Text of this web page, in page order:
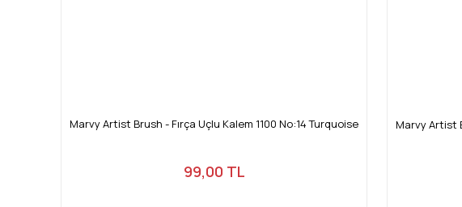
Marvy Artist Brush - Fırça Uçlu Kalem 1100 No:14 Turquoise
99,00 TL
Marvy Artist